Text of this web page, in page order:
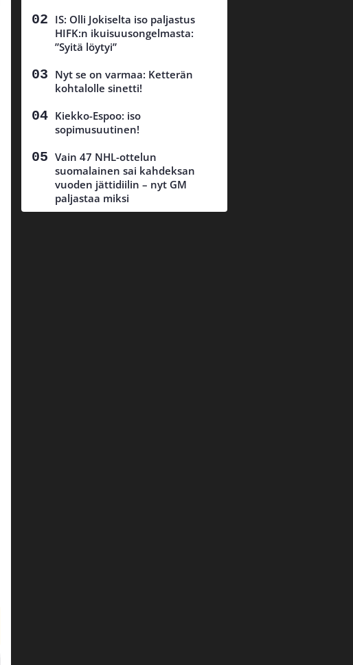
IS: Olli Jokiselta iso paljastus
HIFK:n ikuisuusongelmasta:
”Syitä löytyi”
Nyt se on varmaa: Ketterän
kohtalolle sinetti!
Kiekko-Espoo: iso
sopimusuutinen!
Vain 47 NHL-ottelun
suomalainen sai kahdeksan
vuoden jättidiilin – nyt GM
paljastaa miksi